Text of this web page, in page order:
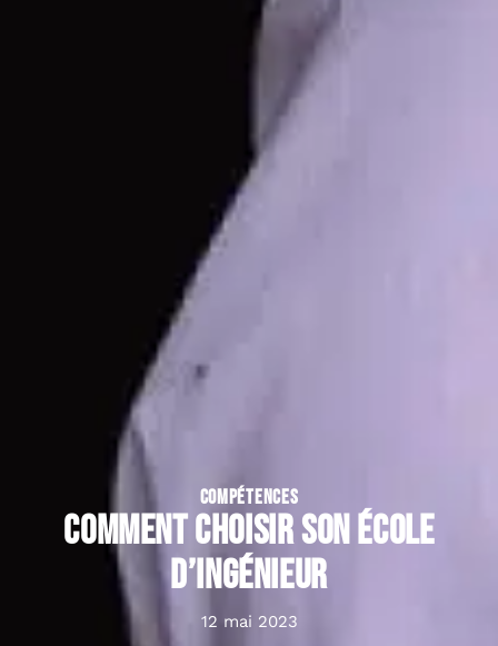
COMPÉTENCES
Comment choisir son école
d’ingénieur
12 mai 2023